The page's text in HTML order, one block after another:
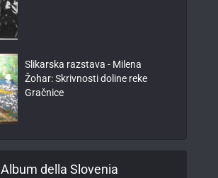
Slikarska razstava - Milena
Žohar: Skrivnosti doline reke
Gračnice
Album della Slovenia